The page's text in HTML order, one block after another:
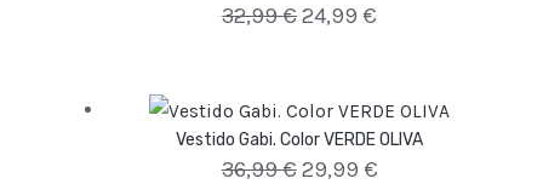
32,99€24,99 €
Vestido Gabi. Color VERDE OLIVA
36,99€29,99 €